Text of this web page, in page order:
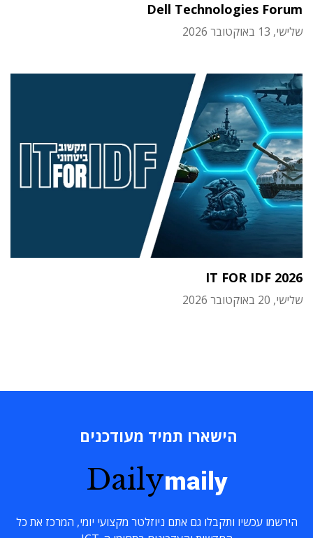
Dell Technologies Forum
שלישי, 13 באוקטובר 2026
IT FOR IDF 2026
שלישי, 20 באוקטובר 2026
הישארו תמיד מעודכנים
Dailymaily
הירשמו עכשיו ותקבלו גם אתם ניוזלטר מקצועי יומי, המרכז את כל